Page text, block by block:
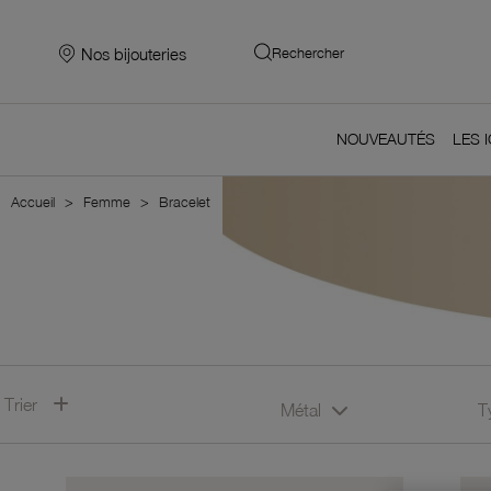
Nos bijouteries Rechercher
NOUVEAUTÉS LES
Accueil Femme Bracelet
Trier Métal